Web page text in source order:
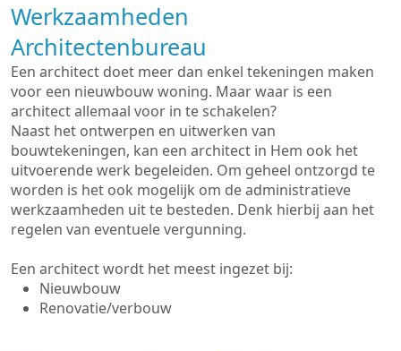
Werkzaamheden
Architectenbureau
Een architect doet meer dan enkel tekeningen maken
voor een nieuwbouw woning. Maar waar is een
architect allemaal voor in te schakelen?
Naast het ontwerpen en uitwerken van
bouwtekeningen, kan een architect in Hem ook het
uitvoerende werk begeleiden. Om geheel ontzorgd te
worden is het ook mogelijk om de administratieve
werkzaamheden uit te besteden. Denk hierbij aan het
regelen van eventuele vergunning.
Een architect wordt het meest ingezet bij:
Nieuwbouw
Renovatie/verbouw